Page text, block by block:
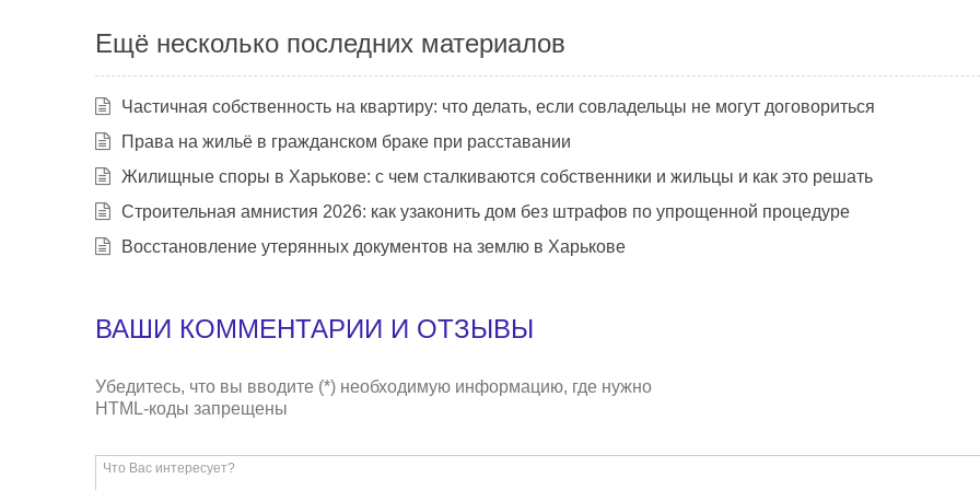
Ещё несколько последних материалов
Частичная собственность на квартиру: что делать, если совладельцы не могут договориться
Права на жильё в гражданском браке при расставании
Жилищные споры в Харькове: с чем сталкиваются собственники и жильцы и как это решать
Строительная амнистия 2026: как узаконить дом без штрафов по упрощенной процедуре
Восстановление утерянных документов на землю в Харькове
ВАШИ КОММЕНТАРИИ И ОТЗЫВЫ
Убедитесь, что вы вводите (*) необходимую информацию, где нужно
HTML-коды запрещены